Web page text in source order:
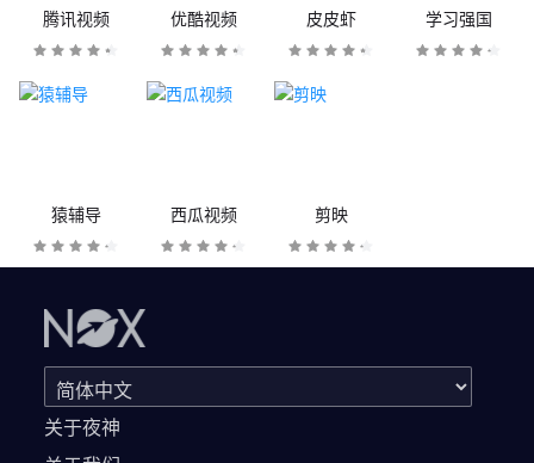
腾讯视频 优酷视频 皮皮虾 学习强国
猿辅导 西瓜视频 剪映
关于夜神